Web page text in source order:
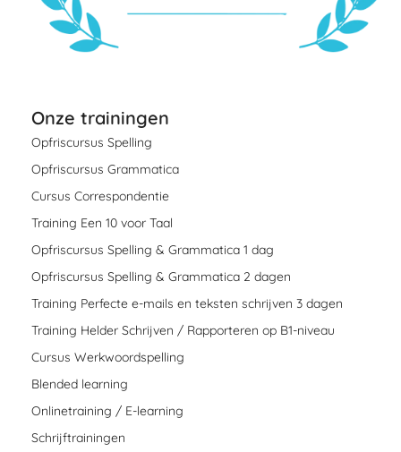
Onze trainingen
Opfriscursus Spelling
Opfriscursus Grammatica
Cursus Correspondentie
Training Een 10 voor Taal
Opfriscursus Spelling & Grammatica 1 dag
Opfriscursus Spelling & Grammatica 2 dagen
Training Perfecte e-mails en teksten schrijven 3 dagen
Training Helder Schrijven / Rapporteren op B1-niveau
Cursus Werkwoordspelling
Blended learning
Onlinetraining / E-learning
Schrijftrainingen